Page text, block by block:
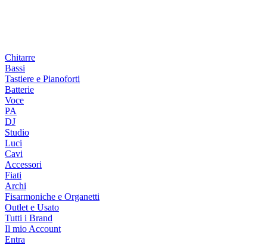
Chitarre
Bassi
Tastiere e Pianoforti
Batterie
Voce
PA
DJ
Studio
Luci
Cavi
Accessori
Fiati
Archi
Fisarmoniche e Organetti
Outlet e Usato
Tutti i Brand
Il mio Account
Entra